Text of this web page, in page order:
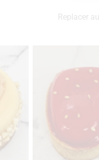
Replacer